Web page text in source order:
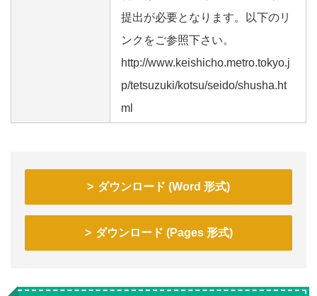
提出が必要となります。以下のリ
ンクをご参照下さい。
http://www.keishicho.metro.tokyo.j
p/tetsuzuki/kotsu/seido/shusha.ht
ml
ダウンロード (Word 形式)
ダウンロード (Pages 形式)